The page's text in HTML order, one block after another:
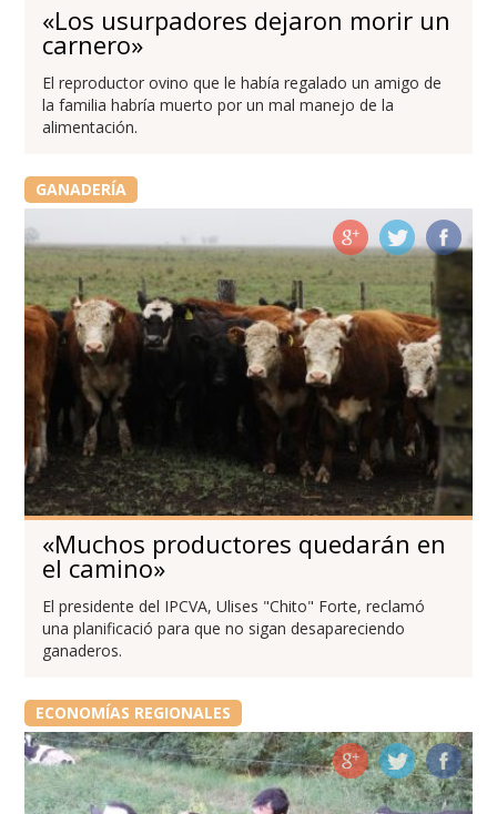
«Los usurpadores dejaron morir un
carnero»
El reproductor ovino que le había regalado un amigo de
la familia habría muerto por un mal manejo de la
alimentación.
GANADERÍA
«Muchos productores quedarán en
el camino»
El presidente del IPCVA, Ulises "Chito" Forte, reclamó
una planificació para que no sigan desapareciendo
ganaderos.
ECONOMÍAS REGIONALES